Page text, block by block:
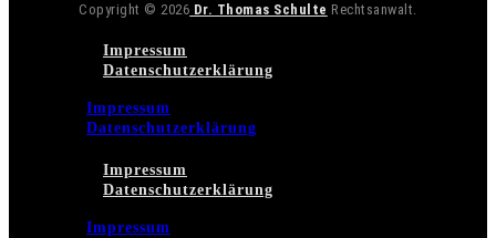
Copyright © 2026 Dr. Thomas Schulte Rechtsanwalt.
Impressum
Datenschutzerklärung
Impressum
Datenschutzerklärung
Impressum
Datenschutzerklärung
Impressum